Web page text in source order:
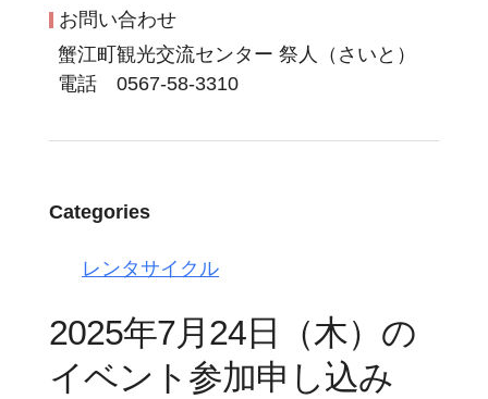
お問い合わせ
蟹江町観光交流センター 祭人（さいと）
電話 0567-58-3310
Categories
レンタサイクル
2025年7月24日（木）の
イベント参加申し込み